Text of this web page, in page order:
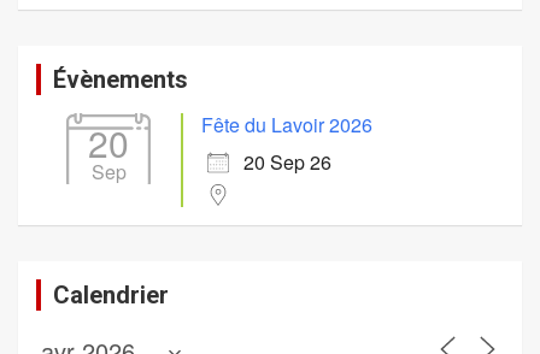
Évènements
20
Sep
Fête du Lavoir 2026
20 Sep 26
Calendrier